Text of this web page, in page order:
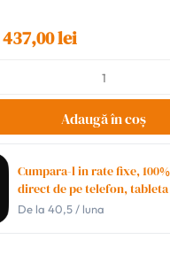
437,00 lei
Adaugă în coș
Cumpara-l in rate fixe,
direct de pe telefon, tableta
De la40,5 / luna